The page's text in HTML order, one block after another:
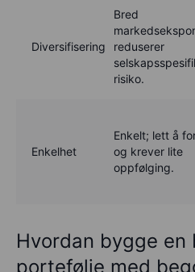
Diversifisering
Bred
reduserer
risiko.
Enkelhet
Enkelt; lett å
og krever lite
oppfølging.
Hvordan bygge en
portefølje med